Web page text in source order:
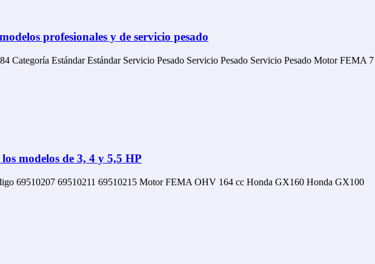
profesionales y de servicio pesado
Categoría Estándar Estándar Servicio Pesado Servicio Pesado Servicio Pesado Motor FEMA
modelos de 3, 4 y 5,5 HP
69510207 69510211 69510215 Motor FEMA OHV 164 cc Honda GX160 Honda GX100